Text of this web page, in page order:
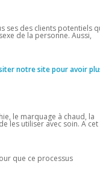
ses des clients potentiels
de la personne. Aussi,
notre site pour avoir
le marquage à chaud, la
les utiliser avec soin. A cet
que ce processus